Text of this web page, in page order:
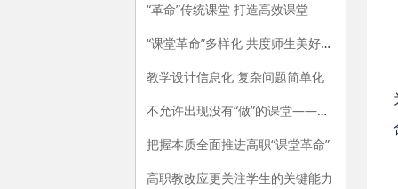
“革命”传统课堂 打造高效课堂
“课堂革命”多样化 共度师生美好时光
教学设计信息化 复杂问题简单化
不允许出现没有“做”的课堂——武昌职业学院会计专业教学改革创新纪实
把握本质全面推进高职“课堂革命”
高职教改应更关注学生的关键能力